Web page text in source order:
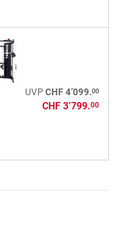
UVP CHF 4’099.00
CHF 3’799.00